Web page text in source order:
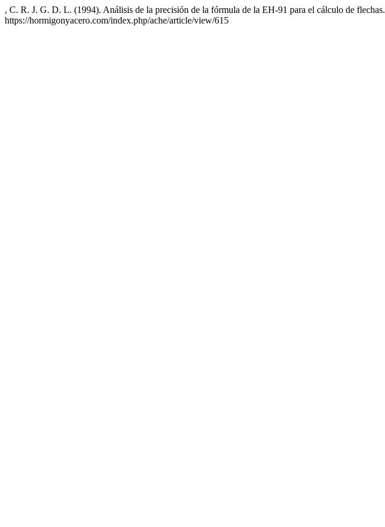
, C. R. J. G. D. L. (1994). Análisis de la precisión de la fórmula de la EH-91 para el cálculo de flechas.
https://hormigonyacero.com/index.php/ache/article/view/615